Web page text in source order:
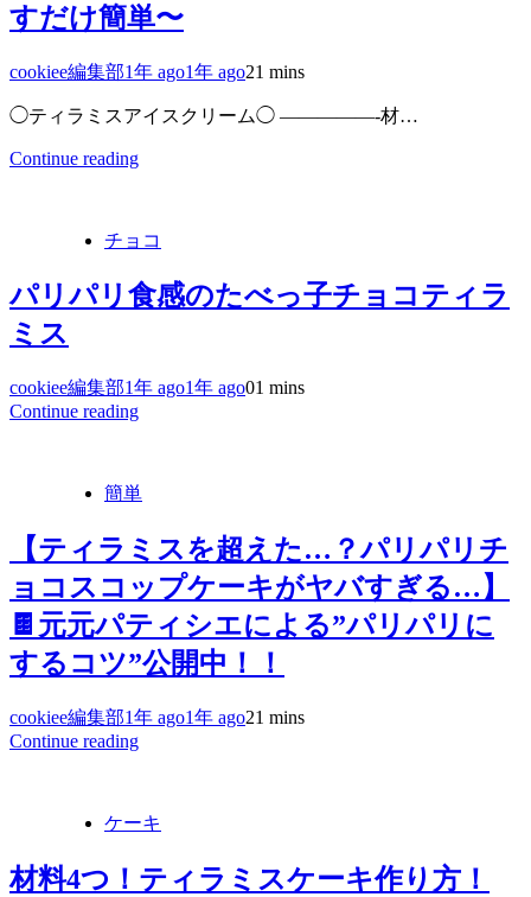
すだけ簡単〜
cookiee編集部1年 ago1年 ago21 mins
◯ティラミスアイスクリーム◯ —————-材…
Continue reading
チョコ
パリパリ食感のたべっ子チョコティラ
ミス
cookiee編集部1年 ago1年 ago01 mins
Continue reading
簡単
【ティラミスを超えた…？パリパリチ
ョコスコップケーキがヤバすぎる…】
🍫元元パティシエによる”パリパリに
するコツ”公開中！！
cookiee編集部1年 ago1年 ago21 mins
Continue reading
ケーキ
材料4つ！ティラミスケーキ作り方！